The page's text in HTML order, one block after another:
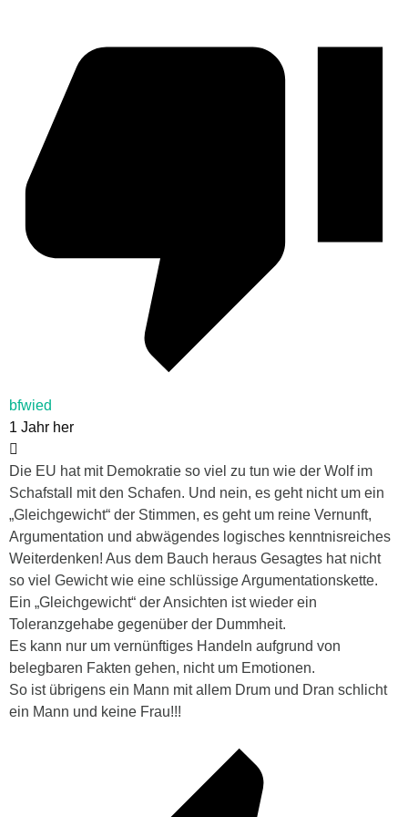
bfwied
1 Jahr her
Die EU hat mit Demokratie so viel zu tun wie der Wolf im
Schafstall mit den Schafen. Und nein, es geht nicht um ein
„Gleichgewicht“ der Stimmen, es geht um reine Vernunft,
Argumentation und abwägendes logisches kenntnisreiches
Weiterdenken! Aus dem Bauch heraus Gesagtes hat nicht
so viel Gewicht wie eine schlüssige Argumentationskette.
Ein „Gleichgewicht“ der Ansichten ist wieder ein
Toleranzgehabe gegenüber der Dummheit.
Es kann nur um vernünftiges Handeln aufgrund von
belegbaren Fakten gehen, nicht um Emotionen.
So ist übrigens ein Mann mit allem Drum und Dran schlicht
ein Mann und keine Frau!!!